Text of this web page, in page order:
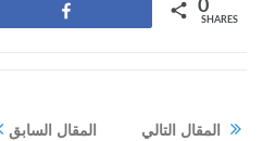
0
SHARES
المقال السابق المقال التالي